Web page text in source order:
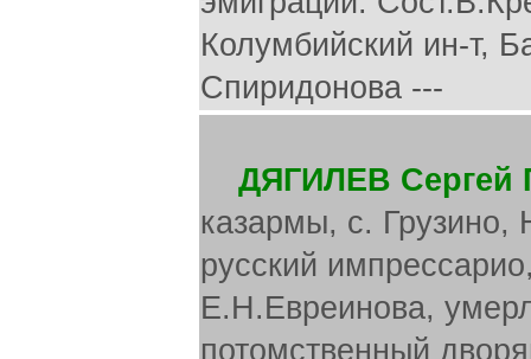
ДЯГИЛЕВ Сергей